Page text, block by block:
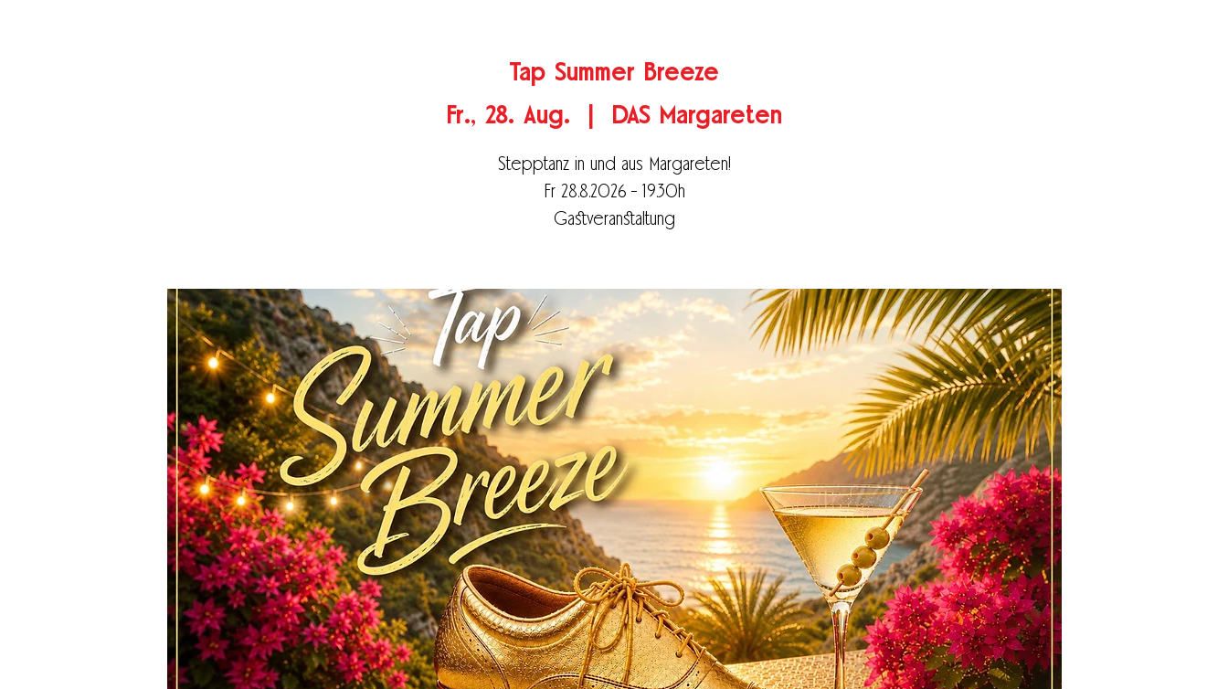
Tap Summer Breeze
Fr., 28. Aug.
DAS Margareten
Stepptanz in und aus Margareten!
Fr 28.8.2026 - 19.30h
Gastveranstaltung